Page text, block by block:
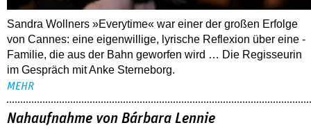
Sandra Wollners »Everytime« war einer der großen Erfolge
von Cannes: eine eigenwillige, lyrische Reflexion über eine ­
Familie, die aus der Bahn geworfen wird … Die Regisseurin
im Gespräch mit Anke Sterneborg.
MEHR
Nahaufnahme von Bárbara Lennie